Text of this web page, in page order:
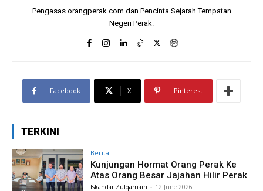
Pengasas orangperak.com dan Pencinta Sejarah Tempatan
Negeri Perak.
Facebook X Pinterest
TERKINI
Berita
Kunjungan Hormat Orang Perak Ke
Atas Orang Besar Jajahan Hilir Perak
Iskandar Zulqarnain - 12 June 2026